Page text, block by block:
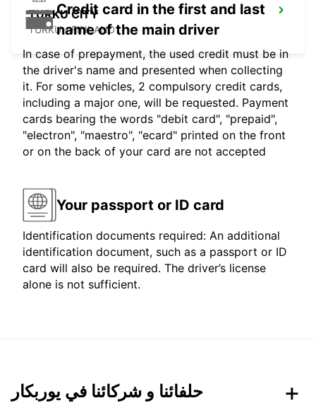
TURKU CITY
TURKU - FINLAND
Credit card in the first and last
name of the main driver
In case of prepayment, the used credit must be in
the driver's name and presented when collecting
it. For some vehicles, 2 compulsory credit cards,
including a major one, will be requested. Payment
cards bearing the words "debit card", "prepaid",
"electron", "maestro", "ecard" printed on the front
or on the back of your card are not accepted
Your passport or ID card
Identification documents required: An additional
identification document, such as a passport or ID
card will also be required. The driver’s license
alone is not sufficient.
حلفائنا و شركائنا في يوربكار